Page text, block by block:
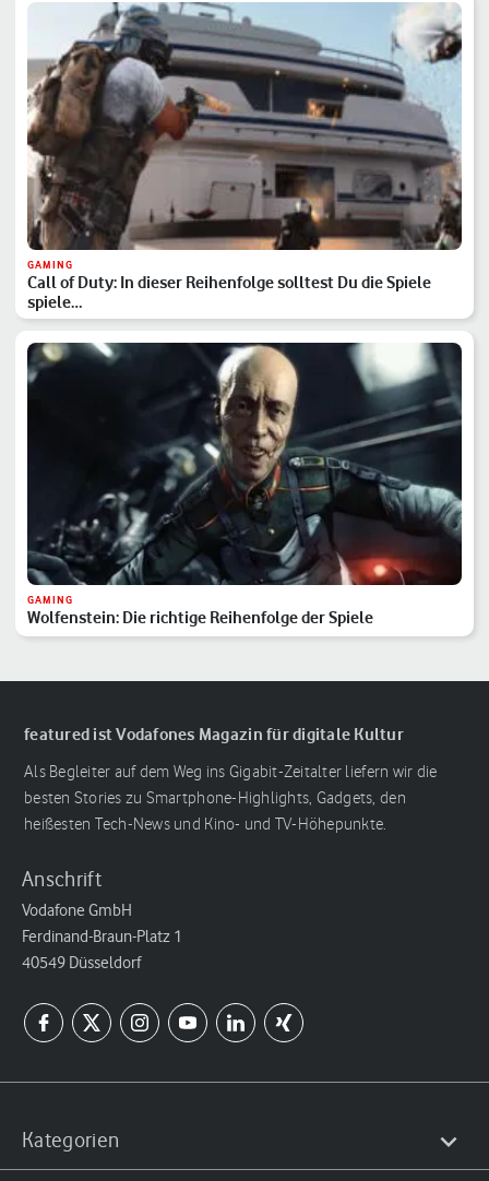
GAMING
Call of Duty: In dieser Reihenfolge solltest Du die Spiele
spiele…
GAMING
Wolfenstein: Die richtige Reihenfolge der Spiele
featured ist Vodafones Magazin für digitale Kultur
Als Begleiter auf dem Weg ins Gigabit-Zeitalter liefern wir die
besten Stories zu Smartphone-Highlights, Gadgets, den
heißesten Tech-News und Kino- und TV-Höhepunkte.
Anschrift
Vodafone GmbH
Ferdinand-Braun-Platz 1
40549 Düsseldorf
Kategorien